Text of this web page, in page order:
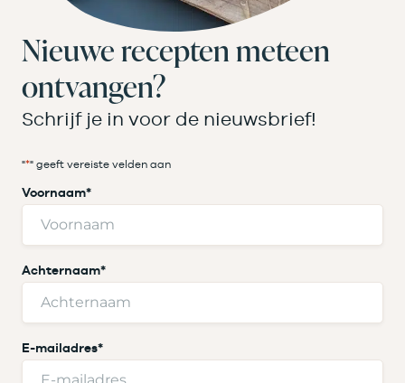
Nieuwe recepten meteen
ontvangen?
Schrijf je in voor de nieuwsbrief!
"*" geeft vereiste velden aan
Voornaam*
Achternaam*
E-mailadres*